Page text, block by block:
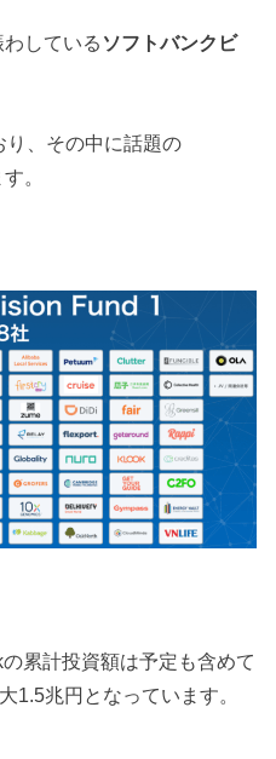
わしている ソフトバンクビ
、その中に話題の
。
累計投資額は予定も含めて
1.5兆円となっています。